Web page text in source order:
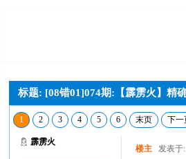
标题: [08错01]074期:【霹雳火】精
1 2 3 4 5 6 末页 下一
霹雳火
楼主 发表于